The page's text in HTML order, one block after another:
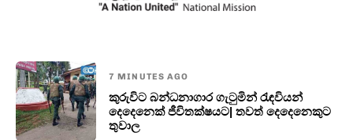
7 MINUTES AGO
කුරුවිට බන්ධනාගාර ගැටුමින් රැඳවියන්
දෙදෙනෙක් ජීවිතක්ෂයට| තවත් දෙදෙනෙකුට
තුවාල